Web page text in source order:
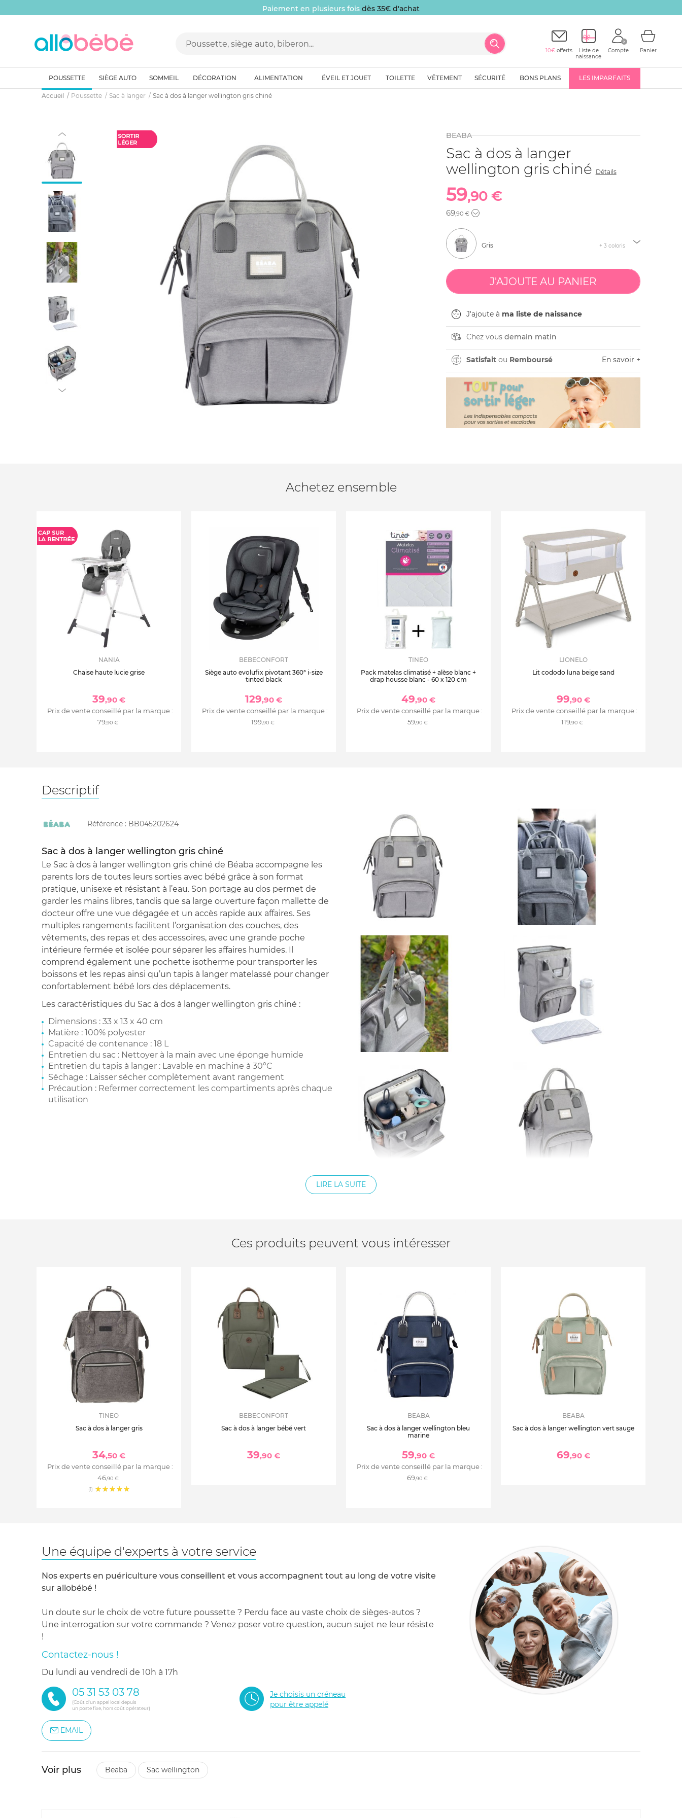
Paiement en plusieurs fois dès 35€ d'achat
10€ offerts
Liste de
naissance
Compte Panier
POUSSETTE SIÈGE AUTO SOMMEIL DÉCORATION ALIMENTATION ÉVEIL ET JOUET TOILETTE VÊTEMENT SÉCURITÉ BONS PLANS LES IMPARFAITS
Accueil Poussette Sac à langer Sac à dos à langer wellington gris chiné
BEABA
Sac à dos à langer
wellington gris chiné Détails
59,90 €
69,90 €
Gris + 3 coloris
J'ajoute à ma liste de naissance
Chez vous demain matin
Satisfaitou Remboursé En savoir +
Achetez ensemble
NANIA
Chaise haute lucie grise
39,90 €
Prix de vente conseillé par la marque :
79,90 €
BEBECONFORT
Siège auto evolufix pivotant 360° i-size
tinted black
129,90 €
Prix de vente conseillé par la marque :
199,90 €
TINEO
Pack matelas climatisé + alèse blanc +
drap housse blanc - 60 x 120 cm
49,90 €
Prix de vente conseillé par la marque :
59,90 €
LIONELO
Lit cododo luna beige sand
99,90 €
Prix de vente conseillé par la marque :
119,90 €
Descriptif
Référence : BB045202624
Sac à dos à langer wellington gris chiné
Le Sac à dos à langer wellington gris chiné de Béaba accompagne les
parents lors de toutes leurs sorties avec bébé grâce à son format
pratique, unisexe et résistant à l’eau. Son portage au dos permet de
garder les mains libres, tandis que sa large ouverture façon mallette de
docteur offre une vue dégagée et un accès rapide aux affaires. Ses
multiples rangements facilitent l’organisation des couches, des
vêtements, des repas et des accessoires, avec une grande poche
intérieure fermée et isolée pour séparer les affaires humides. Il
comprend également une pochette isotherme pour transporter les
boissons et les repas ainsi qu’un tapis à langer matelassé pour changer
confortablement bébé lors des déplacements.
Les caractéristiques du Sac à dos à langer wellington gris chiné :
Dimensions : 33 x 13 x 40 cm
Matière : 100% polyester
Capacité de contenance : 18 L
Entretien du sac : Nettoyer à la main avec une éponge humide
Entretien du tapis à langer : Lavable en machine à 30°C
Séchage : Laisser sécher complètement avant rangement
Précaution : Refermer correctement les compartiments après chaque
utilisation
LIRE LA SUITE
Ces produits peuvent vous intéresser
TINEO
Sac à dos à langer gris
34,50 €
Prix de vente conseillé par la marque :
46,90 €
(1)
BEBECONFORT
Sac à dos à langer bébé vert
39,90 €
BEABA
Sac à dos à langer wellington bleu
marine
59,90 €
Prix de vente conseillé par la marque :
69,90 €
BEABA
Sac à dos à langer wellington vert sauge
69,90 €
Une équipe d'experts à votre service
Nos experts en puériculture vous conseillent et vous accompagnent tout au long de votre visite
sur allobébé !
Un doute sur le choix de votre future poussette ? Perdu face au vaste choix de sièges-autos ?
Une interrogation sur votre commande ? Venez poser votre question, aucun sujet ne leur résiste
!
Contactez-nous !
du lundi au vendredi de 10h à 17h
05 31 53 03 78
(Coût d'un appel local depuis
un poste fixe, hors coût opérateur)
Je choisis un créneau
pour être appelé
EMAIL
Voir plus beaba sac wellington